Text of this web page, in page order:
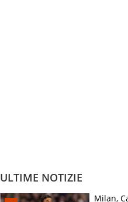
ULTIME NOTIZIE
Milan,